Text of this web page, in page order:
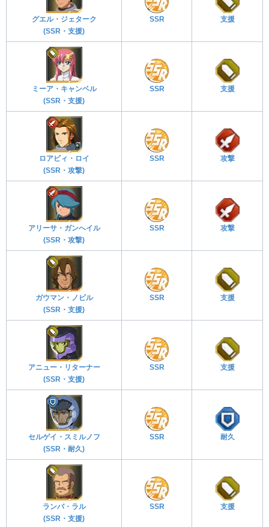
グエル・ジェターク
(SSR・支援)
SSR 支援
ミーア・キャンベル
(SSR・支援)
SSR 支援
ロアビィ・ロイ
(SSR・攻撃)
SSR 攻撃
アリーサ・ガンへイル
(SSR・攻撃)
SSR 攻撃
ガウマン・ノビル
(SSR・支援)
SSR 支援
アニュー・リターナー
(SSR・支援)
SSR 支援
セルゲイ・スミルノフ
(SSR・耐久)
SSR 耐久
ランバ・ラル
(SSR・支援)
SSR 支援